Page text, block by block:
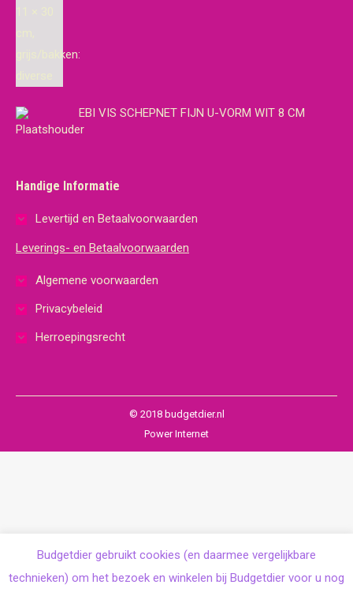
EBI VIS SCHEPNET FIJN U-VORM WIT 8 CM
Handige Informatie
Levertijd en Betaalvoorwaarden
Leverings- en Betaalvoorwaarden
Algemene voorwaarden
Privacybeleid
Herroepingsrecht
© 2018 budgetdier.nl
Power Internet
Budgetdier gebruikt cookies (en daarmee vergelijkbare
technieken) om het bezoek en winkelen bij Budgetdier voor u nog